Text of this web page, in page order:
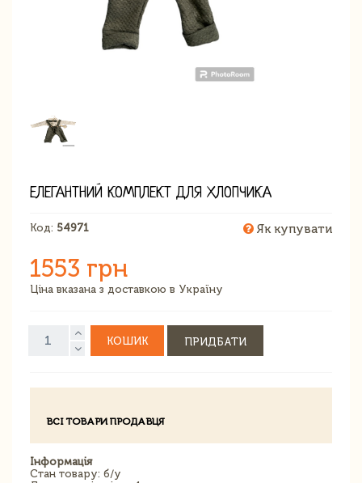
ЕЛЕГАНТНИЙ КОМПЛЕКТ ДЛЯ ХЛОПЧИКА
Код: 54971 Як купувати
1553 грн
Ціна вказана з доставкою в Україну
КОШИК ПРИДБАТИ
ВСІ ТОВАРИ ПРОДАВЦЯ
Інформація
Стан товару: б/у